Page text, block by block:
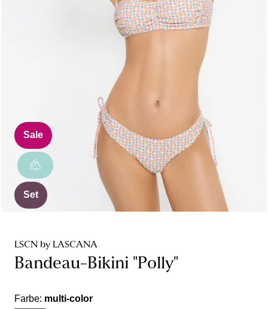
Sale
Set
LSCN by LASCANA
Bandeau-Bikini "Polly"
Farbe: multi-color